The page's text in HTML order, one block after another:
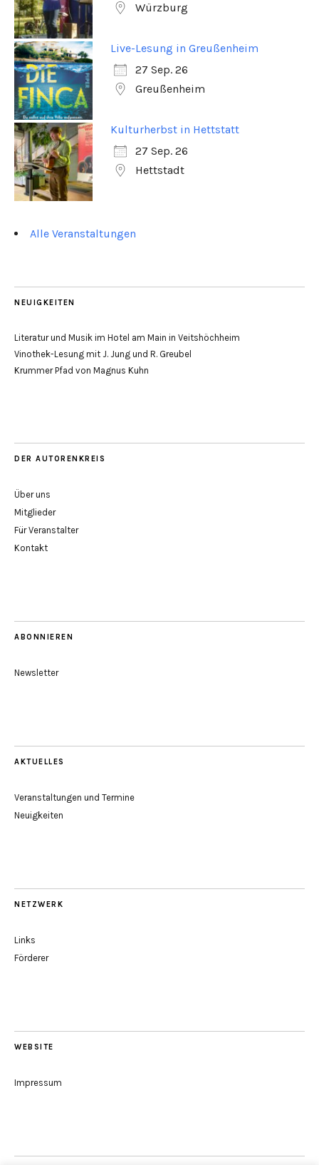
Würzburg
Live-Lesung in Greußenheim
27 Sep. 26
Greußenheim
Kulturherbst in Hettstatt
27 Sep. 26
Hettstadt
Alle Veranstaltungen
NEUIGKEITEN
Literatur und Musik im Hotel am Main in Veitshöchheim
Vinothek-Lesung mit J. Jung und R. Greubel
Krummer Pfad von Magnus Kuhn
DER AUTORENKREIS
Über uns
Mitglieder
Für Veranstalter
Kontakt
ABONNIEREN
Newsletter
AKTUELLES
Veranstaltungen und Termine
Neuigkeiten
NETZWERK
Links
Förderer
WEBSITE
Impressum